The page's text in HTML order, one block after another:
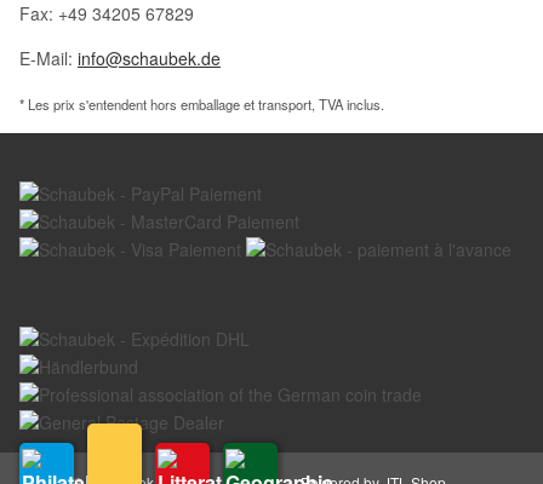
Fax: +49 34205 67829
E-Mail: info@schaubek.de
* Les prix s'entendent hors emballage et transport, TVA inclus.